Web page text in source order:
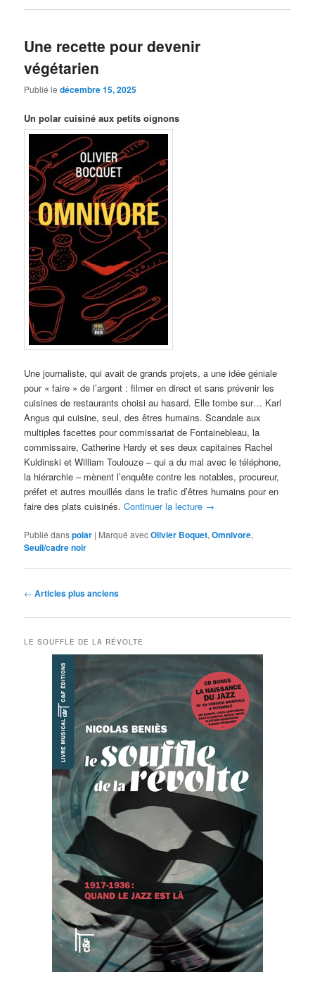
Une recette pour devenir
végétarien
Publié ledécembre 15, 2025
Un polar cuisiné aux petits oignons
Une journaliste, qui avait de grands projets, a une idée géniale
pour « faire » de l’argent : filmer en direct et sans prévenir les
cuisines de restaurants choisi au hasard. Elle tombe sur… Karl
Angus qui cuisine, seul, des êtres humains. Scandale aux
multiples facettes pour commissariat de Fontainebleau, la
commissaire, Catherine Hardy et ses deux capitaines Rachel
Kuldinski et William Toulouze – qui a du mal avec le téléphone,
la hiérarchie – mènent l’enquête contre les notables, procureur,
préfet et autres mouillés dans le trafic d’êtres humains pour en
faire des plats cuisinés.Continuer la lecture →
Publié danspolar | Marqué avecOlivier Boquet,Omnivore,
Seuil/cadre noir
Navigation
articles
← Articles plus anciens
LE SOUFFLE DE LA RÉVOLTE